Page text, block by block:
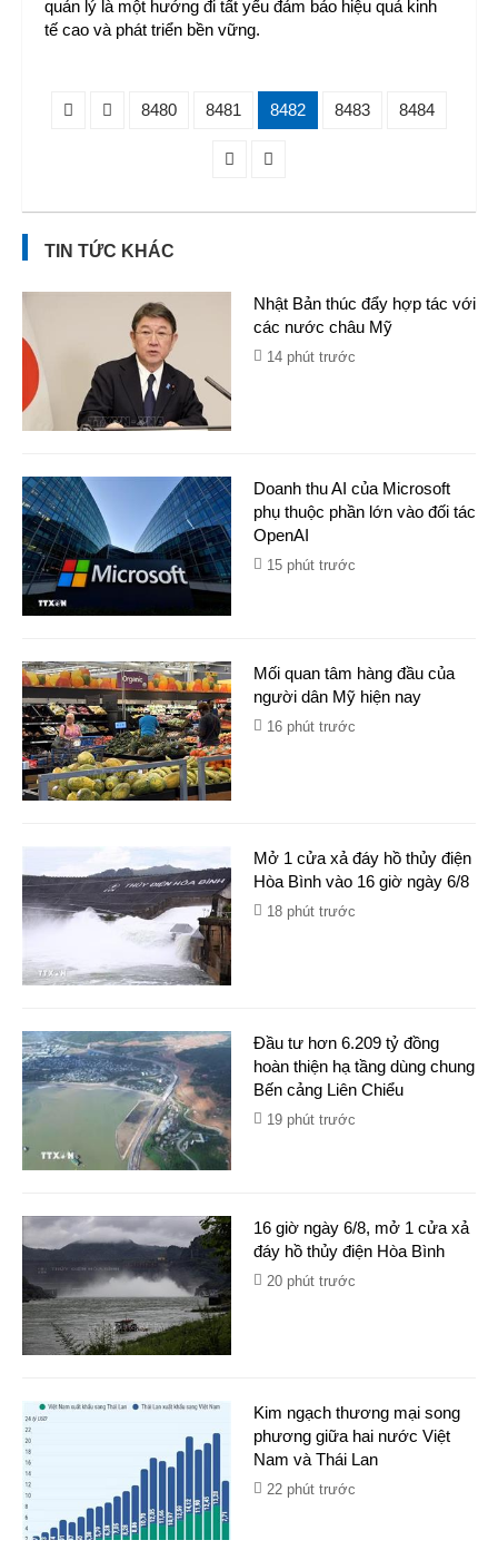
quản lý là một hướng đi tất yếu đảm bảo hiệu quả kinh
tế cao và phát triển bền vững.
8480 8481 8482 8483 8484
TIN TỨC KHÁC
Nhật Bản thúc đẩy hợp tác với
các nước châu Mỹ
14 phút trước
Doanh thu AI của Microsoft
phụ thuộc phần lớn vào đối tác
OpenAI
15 phút trước
Mối quan tâm hàng đầu của
người dân Mỹ hiện nay
16 phút trước
Mở 1 cửa xả đáy hồ thủy điện
Hòa Bình vào 16 giờ ngày 6/8
18 phút trước
Đầu tư hơn 6.209 tỷ đồng
hoàn thiện hạ tầng dùng chung
Bến cảng Liên Chiểu
19 phút trước
16 giờ ngày 6/8, mở 1 cửa xả
đáy hồ thủy điện Hòa Bình
20 phút trước
Kim ngạch thương mại song
phương giữa hai nước Việt
Nam và Thái Lan
22 phút trước